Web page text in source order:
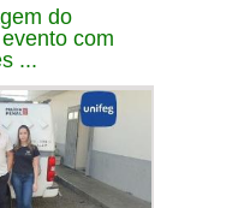
do
com
...